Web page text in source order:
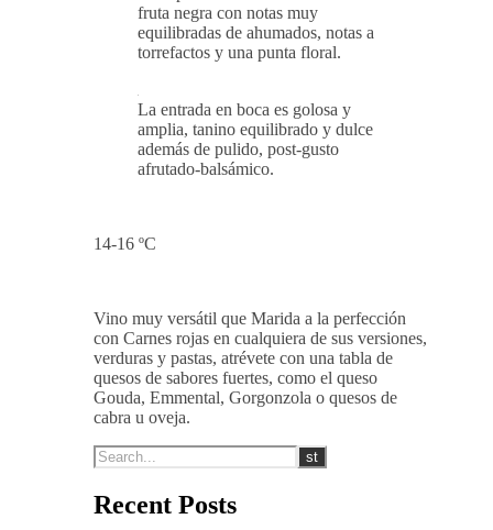
fruta negra con notas muy
equilibradas de ahumados, notas a
torrefactos y una punta floral.
La entrada en boca es golosa y
amplia, tanino equilibrado y dulce
además de pulido, post-gusto
afrutado-balsámico.
14-16 ºC
Vino muy versátil que Marida a la perfección
con Carnes rojas en cualquiera de sus versiones,
verduras y pastas, atrévete con una tabla de
quesos de sabores fuertes, como el queso
Gouda, Emmental, Gorgonzola o quesos de
cabra u oveja.
Recent Posts